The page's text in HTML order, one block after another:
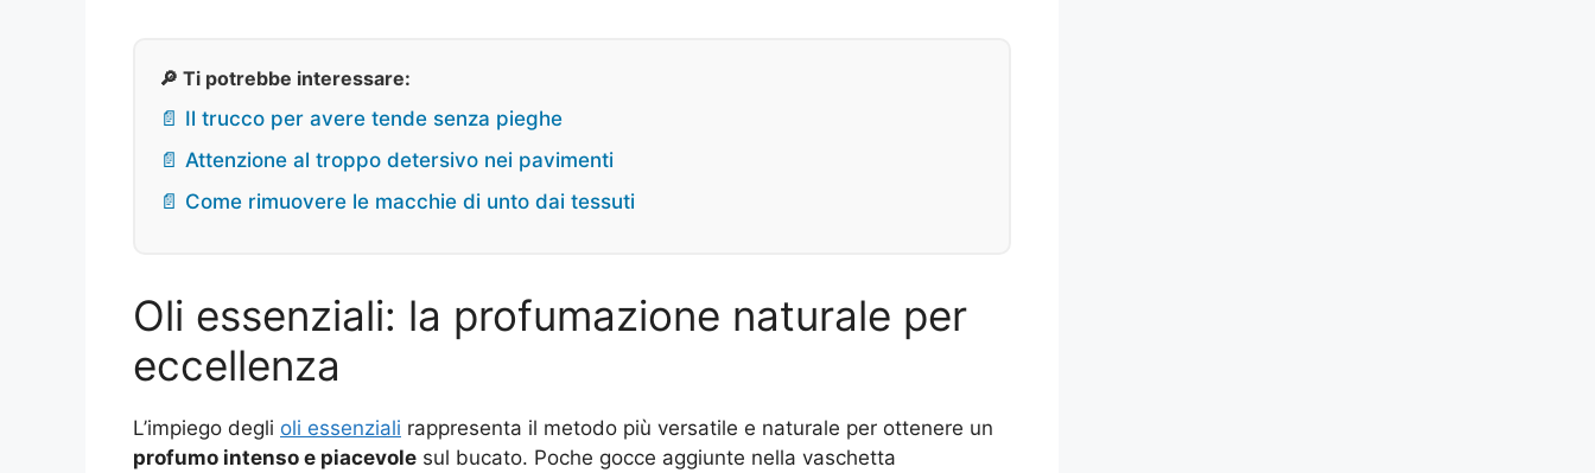
🔎 Ti potrebbe interessare:
📄 Il trucco per avere tende senza pieghe
📄 Attenzione al troppo detersivo nei pavimenti
📄 Come rimuovere le macchie di unto dai tessuti
Oli essenziali: la profumazione naturale per
eccellenza
L’impiego degli oli essenziali rappresenta il metodo più versatile e naturale per ottenere un
profumo intenso e piacevole sul bucato. Poche gocce aggiunte nella vaschetta